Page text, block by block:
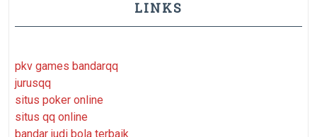
LINKS
pkv games bandarqq
jurusqq
situs poker online
situs qq online
bandar judi bola terbaik